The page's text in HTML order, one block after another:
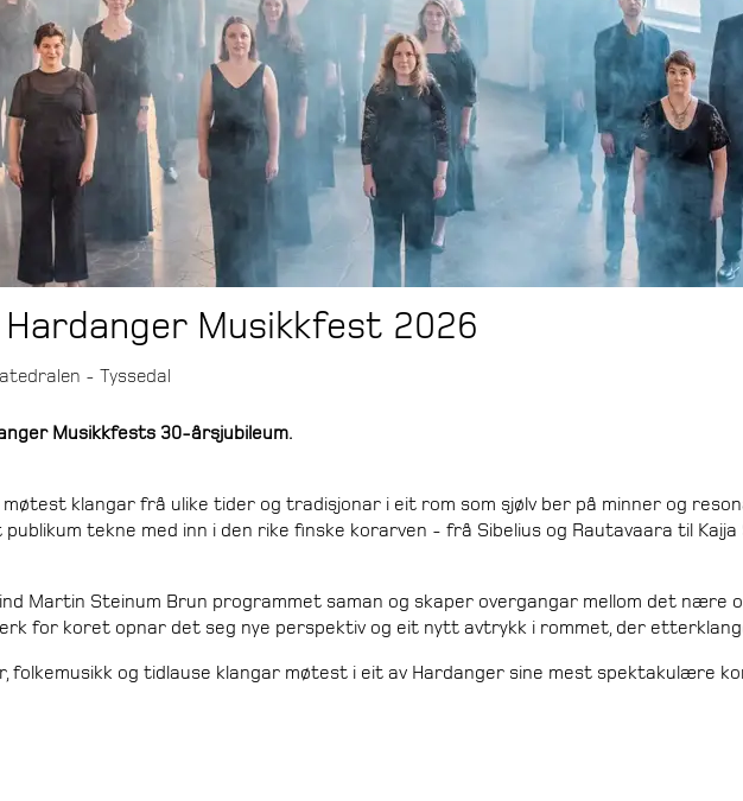
Musikkfest 2026
- Tyssedal
Musikkfests 30-årsjubileum.
klangar frå ulike tider og tradisjonar i eit rom som sjølv ber på minner og
tekne med inn i den rike finske korarven - frå Sibelius og Rautavaara til
Martin Steinum Brun programmet saman og skaper overgangar mellom det nære
for koret opnar det seg nye perspektiv og eit nytt avtrykk i rommet, der
folkemusikk og tidlause klangar møtest i eit av Hardanger sine mest spektakulære